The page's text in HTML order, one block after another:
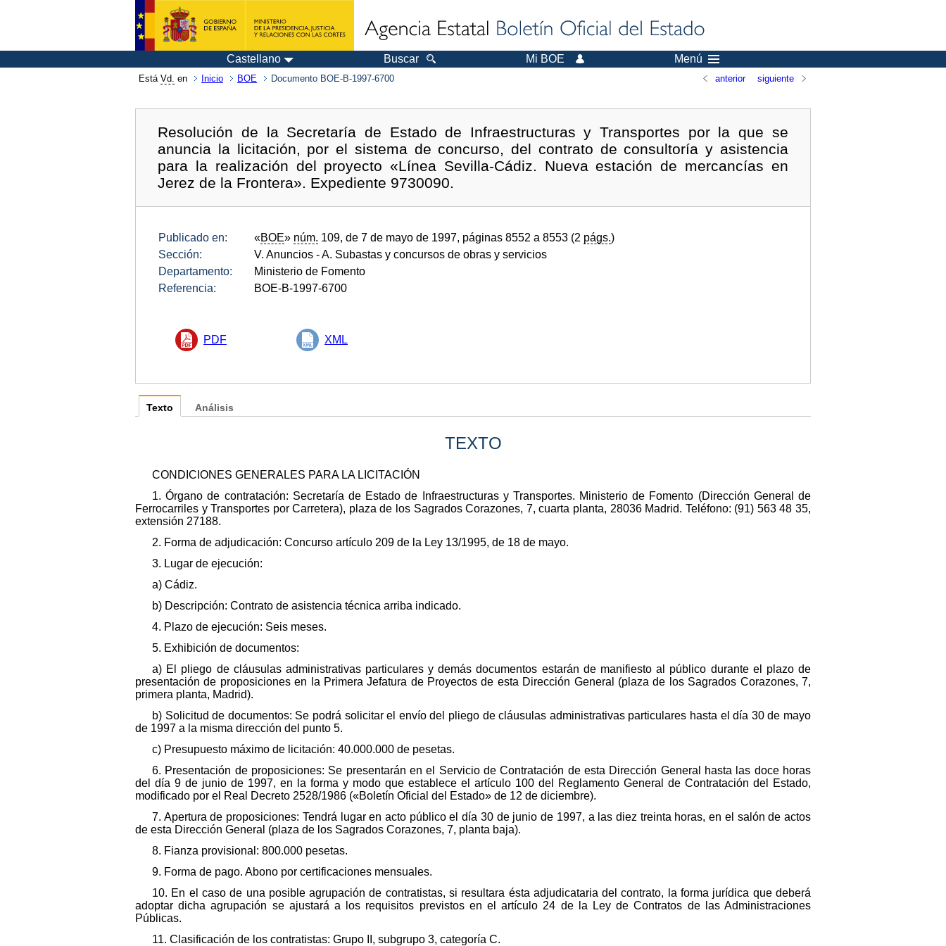
Castellano Buscar Mi BOE Menú
Está Vd. en Inicio BOE Documento BOE-B-1997-6700 anterior siguiente
Resolución de la Secretaría de Estado de Infraestructuras y Transportes por la que se
anuncia la licitación, por el sistema de concurso, del contrato de consultoría y asistencia
para la realización del proyecto «Línea Sevilla-Cádiz. Nueva estación de mercancías en
Jerez de la Frontera». Expediente 9730090.
Publicado en: «BOE» núm. 109, de 7 de mayo de 1997, páginas 8552 a 8553 (2 págs.)
Sección:
V. Anuncios - A. Subastas y concursos de obras y servicios
Departamento:
Ministerio de Fomento
Referencia:
BOE-B-1997-6700
PDF XML
Texto
TEXTO
CONDICIONES GENERALES PARA LA LICITACIÓN
1. Órgano de contratación: Secretaría de Estado de Infraestructuras y Transportes. Ministerio de Fomento (Dirección General de
Ferrocarriles y Transportes por Carretera), plaza de los Sagrados Corazones, 7, cuarta planta, 28036 Madrid. Teléfono: (91) 563 48 35,
extensión 27188.
2. Forma de adjudicación: Concurso artículo 209 de la Ley 13/1995, de 18 de mayo.
3. Lugar de ejecución:
a) Cádiz.
b) Descripción: Contrato de asistencia técnica arriba indicado.
4. Plazo de ejecución: Seis meses.
5. Exhibición de documentos:
a) El pliego de cláusulas administrativas particulares y demás documentos estarán de manifiesto al público durante el plazo de
presentación de proposiciones en la Primera Jefatura de Proyectos de esta Dirección General (plaza de los Sagrados Corazones, 7,
primera planta, Madrid).
b) Solicitud de documentos: Se podrá solicitar el envío del pliego de cláusulas administrativas particulares hasta el día 30 de mayo
de 1997 a la misma dirección del punto 5.
c) Presupuesto máximo de licitación: 40.000.000 de pesetas.
6. Presentación de proposiciones: Se presentarán en el Servicio de Contratación de esta Dirección General hasta las doce horas
del día 9 de junio de 1997, en la forma y modo que establece el artículo 100 del Reglamento General de Contratación del Estado,
modificado por el Real Decreto 2528/1986 («Boletín Oficial del Estado» de 12 de diciembre).
7. Apertura de proposiciones: Tendrá lugar en acto público el día 30 de junio de 1997, a las diez treinta horas, en el salón de actos
de esta Dirección General (plaza de los Sagrados Corazones, 7, planta baja).
8. Fianza provisional: 800.000 pesetas.
9. Forma de pago. Abono por certificaciones mensuales.
10. En el caso de una posible agrupación de contratistas, si resultara ésta adjudicataria del contrato, la forma jurídica que deberá
adoptar dicha agrupación se ajustará a los requisitos previstos en el artículo 24 de la Ley de Contratos de las Administraciones
Públicas.
11. Clasificación de los contratistas: Grupo II, subgrupo 3, categoría C.
Análisis